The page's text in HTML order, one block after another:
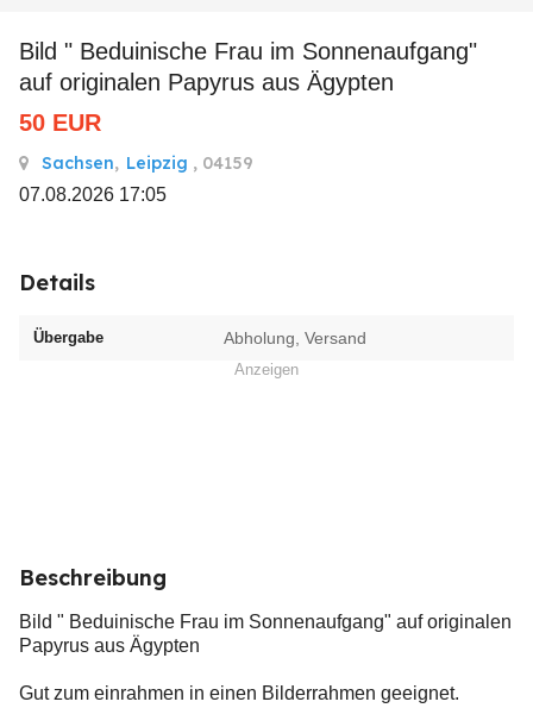
Bild " Beduinische Frau im Sonnenaufgang"
auf originalen Papyrus aus Ägypten
50 EUR
Sachsen, Leipzig , 04159
07.08.2026 17:05
Details
Übergabe Abholung, Versand
Anzeigen
Beschreibung
Bild " Beduinische Frau im Sonnenaufgang" auf originalen
Papyrus aus Ägypten
Gut zum einrahmen in einen Bilderrahmen geeignet.